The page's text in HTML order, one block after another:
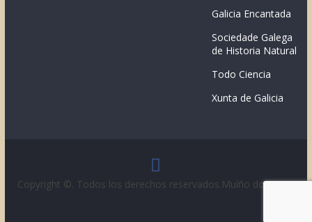
Galicia Encantada
Sociedade Galega
de Historia Natural
Todo Ciencia
Xunta de Galicia